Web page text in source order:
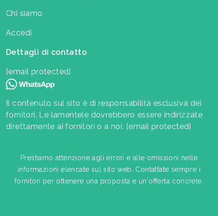
Chi siamo
Accedi
Dettagli di contatto
[email protected]
Il contenuto sul sito è di responsabilità esclusiva dei
fornitori. Le lamentele dovrebbero essere indirizzate
direttamente ai fornitori o a noi: [email protected]
Prestiamo attenzione agli errori e alle omissioni nelle
informazioni elencate sul sito web. Contattate sempre i
fornitori per ottenere una proposta e un'offerta concrete.